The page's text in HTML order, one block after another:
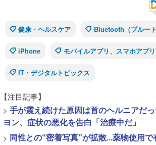
健康・ヘルスケア Bluetooth（ブルート
iPhone モバイルアプリ、スマホアプリ
IT・デジタルトピックス
【注目記事】
> 手が震え続けた原因は首のヘルニアだ
ヨン、症状の悪化を告白「治療中だ」
> 同性との“密着写真”が拡散...薬物使用